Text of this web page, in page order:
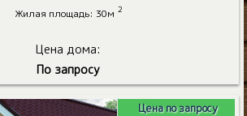
Жилая площадь: 30м 2
Цена дома:
По запросу
Цена по запросу